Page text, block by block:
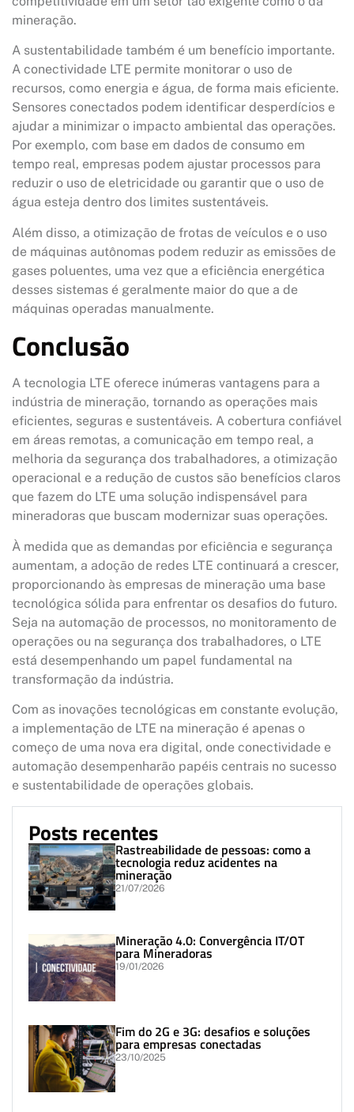
mineração.
A sustentabilidade também é um benefício importante.
A conectividade LTE permite monitorar o uso de
recursos, como energia e água, de forma mais eficiente.
Sensores conectados podem identificar desperdícios e
ajudar a minimizar o impacto ambiental das operações.
Por exemplo, com base em dados de consumo em
tempo real, empresas podem ajustar processos para
reduzir o uso de eletricidade ou garantir que o uso de
água esteja dentro dos limites sustentáveis.
Além disso, a otimização de frotas de veículos e o uso
de máquinas autônomas podem reduzir as emissões de
gases poluentes, uma vez que a eficiência energética
desses sistemas é geralmente maior do que a de
máquinas operadas manualmente.
Conclusão
A tecnologia LTE oferece inúmeras vantagens para a
indústria de mineração, tornando as operações mais
eficientes, seguras e sustentáveis. A cobertura confiável
em áreas remotas, a comunicação em tempo real, a
melhoria da segurança dos trabalhadores, a otimização
operacional e a redução de custos são benefícios claros
que fazem do LTE uma solução indispensável para
mineradoras que buscam modernizar suas operações.
À medida que as demandas por eficiência e segurança
aumentam, a adoção de redes LTE continuará a crescer,
proporcionando às empresas de mineração uma base
tecnológica sólida para enfrentar os desafios do futuro.
Seja na automação de processos, no monitoramento de
operações ou na segurança dos trabalhadores, o LTE
está desempenhando um papel fundamental na
transformação da indústria.
Com as inovações tecnológicas em constante evolução,
a implementação de LTE na mineração é apenas o
começo de uma nova era digital, onde conectividade e
automação desempenharão papéis centrais no sucesso
e sustentabilidade de operações globais.
Posts recentes
Rastreabilidade de pessoas: como a
tecnologia reduz acidentes na
mineração
21/07/2026
Mineração 4.0: Convergência IT/OT
para Mineradoras
19/01/2026
Fim do 2G e 3G: desafios e soluções
para empresas conectadas
23/10/2025